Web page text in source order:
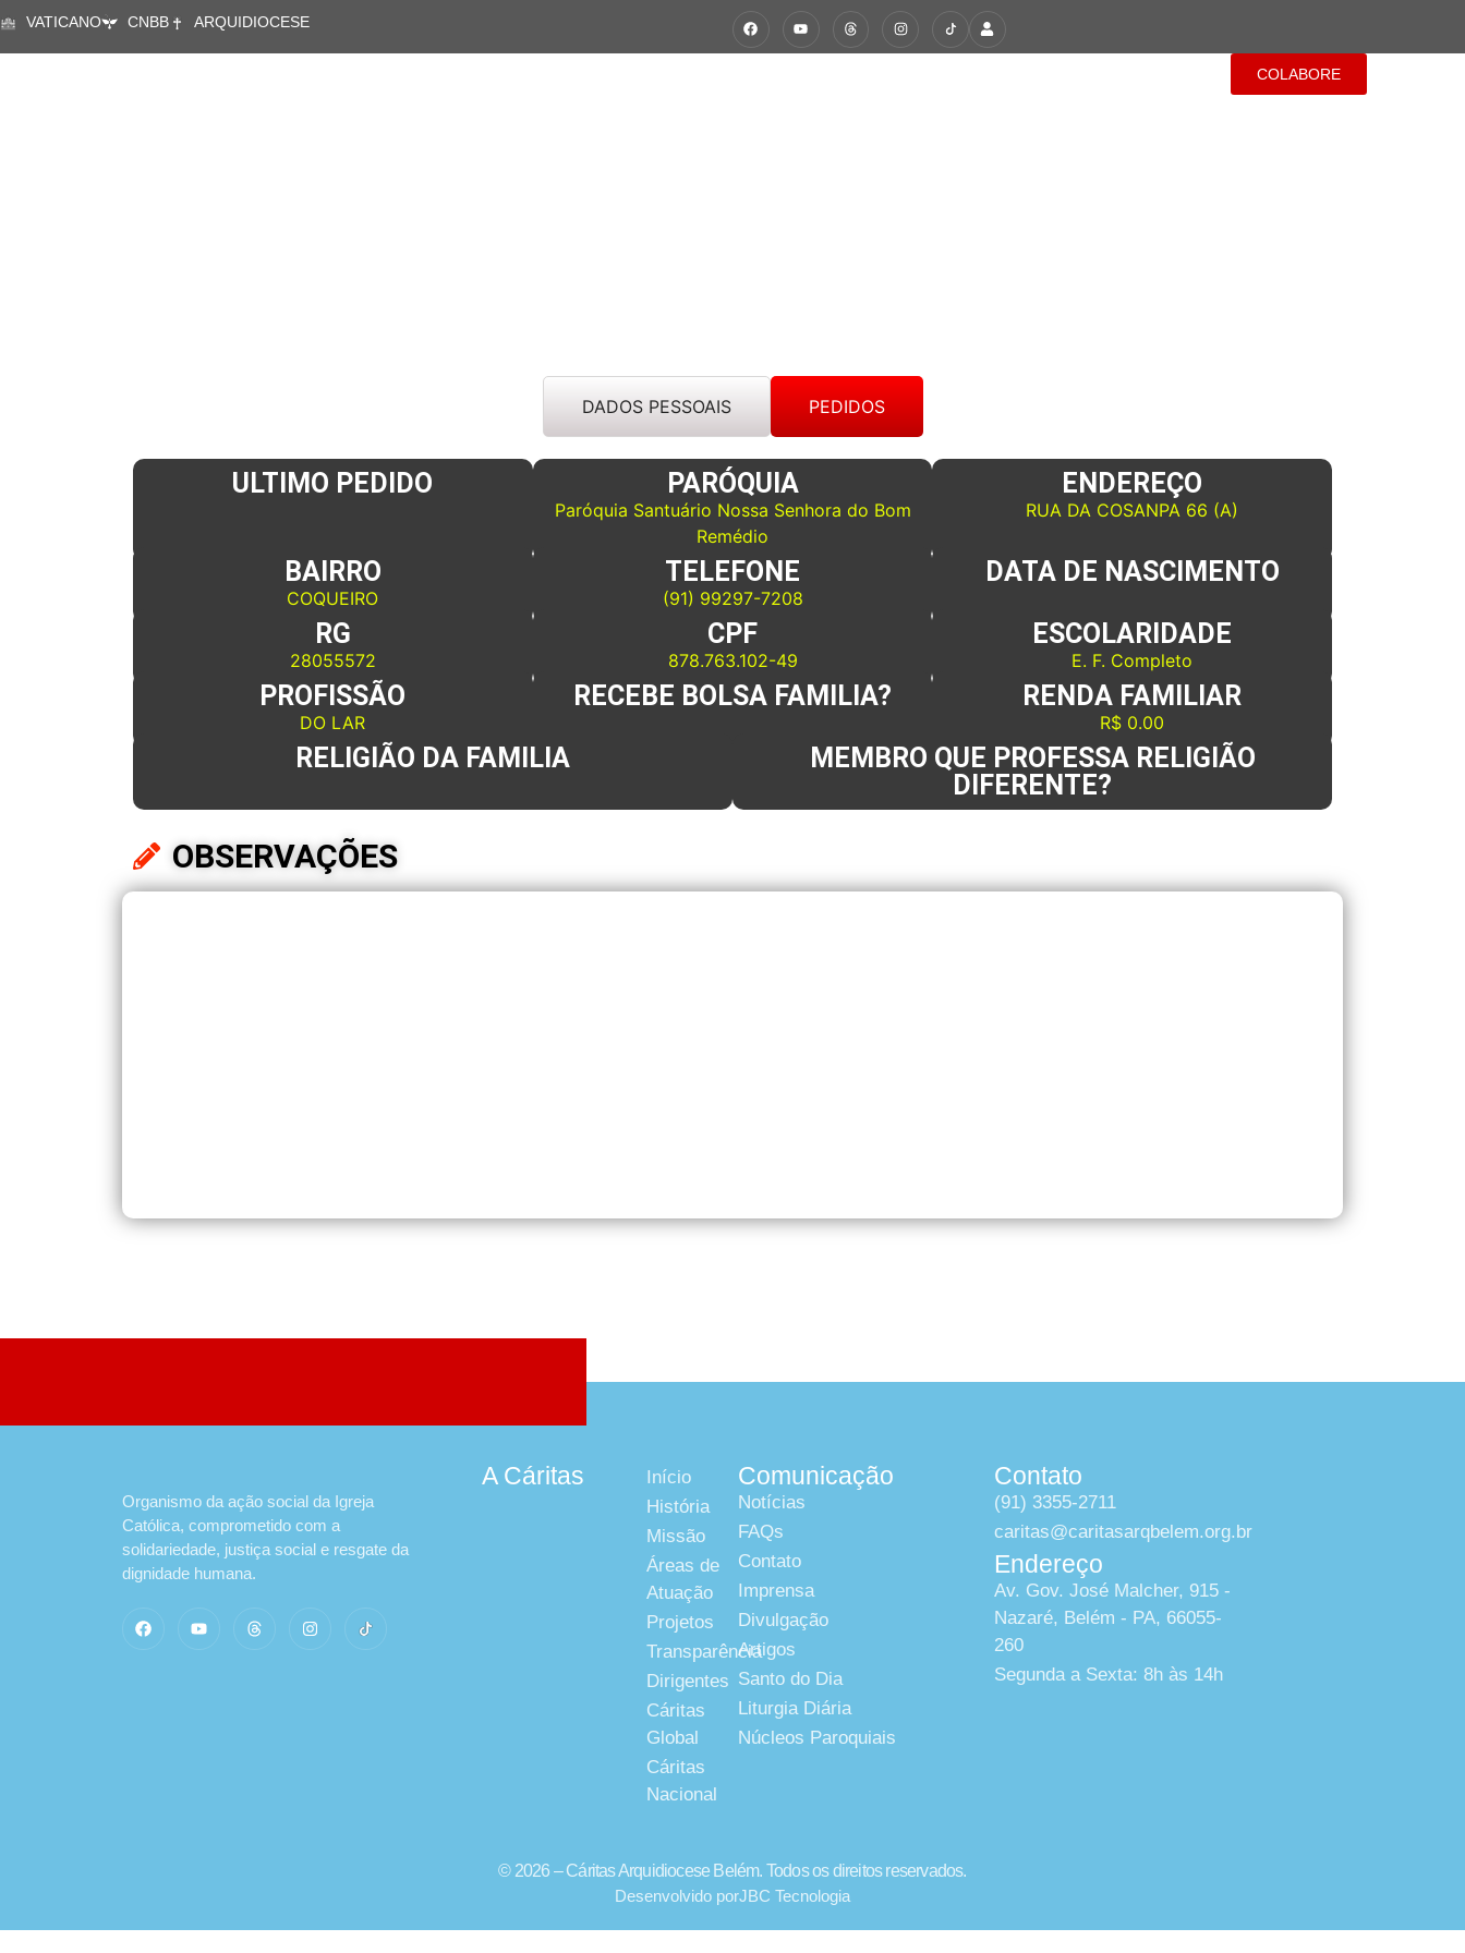
VATICANO CNBB ARQUIDIOCESE
COLABORE
DADOS PESSOAIS PEDIDOS
ULTIMO PEDIDO PARÓQUIA
Paróquia Santuário Nossa Senhora do Bom
Remédio
ENDEREÇO
RUA DA COSANPA 66 (A)
BAIRRO
COQUEIRO
TELEFONE
(91) 99297-7208
DATA DE NASCIMENTO
RG
28055572
CPF
878.763.102-49
ESCOLARIDADE
E. F. Completo
PROFISSÃO
DO LAR
RECEBE BOLSA FAMILIA? RENDA FAMILIAR
R$ 0.00
RELIGIÃO DA FAMILIA
MEMBRO QUE PROFESSA RELIGIÃO
DIFERENTE?
OBSERVAÇÕES
Organismo da ação social da Igreja
Católica, comprometido com a
solidariedade, justiça social e resgate da
dignidade humana.
A Cáritas
Início
História
Missão
Áreas de
Atuação
Projetos
Transparência
Dirigentes
Cáritas
Global
Cáritas
Nacional
Comunicação
Notícias
FAQs
Contato
Imprensa
Divulgação
Artigos
Santo do Dia
Liturgia Diária
Núcleos Paroquiais
Contato
(91) 3355-2711
caritas@caritasarqbelem.org.br
Endereço
Av. Gov. José Malcher, 915 -
Nazaré, Belém - PA, 66055-
260
Segunda a Sexta: 8h às 14h
© 2026 – Cáritas Arquidiocese Belém. Todos os direitos reservados.
Desenvolvido porJBC Tecnologia